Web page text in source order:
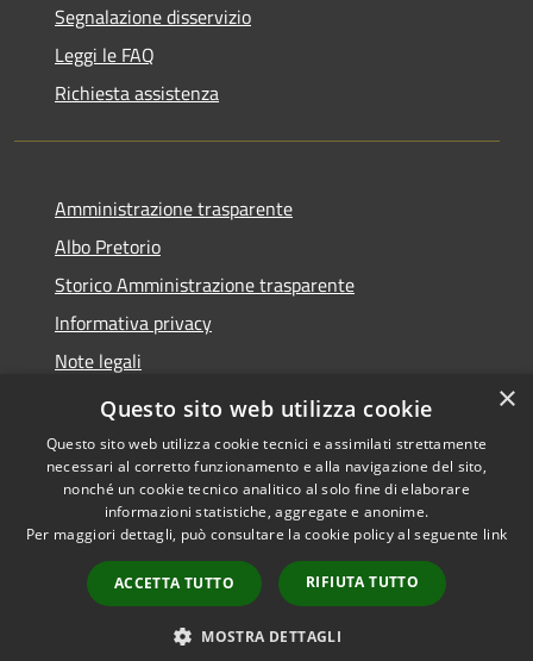
Segnalazione disservizio
Leggi le FAQ
Richiesta assistenza
Amministrazione trasparente
Albo Pretorio
Storico Amministrazione trasparente
Informativa privacy
Note legali
Dichiarazione di accessibilità
Accessibilità
Copyright © 2026 • Comune di
Rosate • Powered by
Municipium•
Accesso
redazione
×
Questo sito web utilizza cookie
Questo sito web utilizza cookie tecnici e assimilati strettamente
necessari al corretto funzionamento e alla navigazione del sito,
nonché un cookie tecnico analitico al solo fine di elaborare
informazioni statistiche, aggregate e anonime.
Per maggiori dettagli, può consultare la cookie policy al seguente link
ACCETTA TUTTO RIFIUTA TUTTO
MOSTRA DETTAGLI